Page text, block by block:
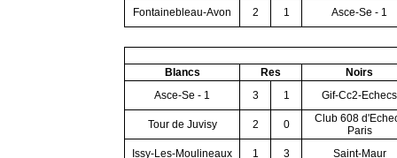
Fontainebleau-Avon 2 1 Asce-Se - 1
Blancs Res
Noirs
Asce-Se - 1
3 1 Gif-Cc2-Echecs
Tour de Juvisy 2 0
Club 608
Paris
Issy-Les-Moulineaux
1 3 Saint-Maur